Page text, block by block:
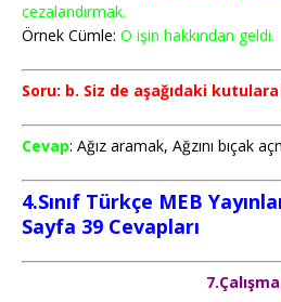
cezalandırmak.
Örnek Cümle: O işin hakkından geldi.
Soru: b. Siz de aşağıdaki
Cevap: Ağız aramak, Ağzını bıçak
4.Sınıf Türkçe MEB
Sayfa 39 Cevapları
7.Çalışma